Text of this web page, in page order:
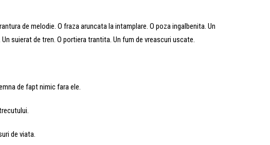
de melodie. O fraza aruncata la intamplare. O poza ingalbenita. Un
suierat de tren. O portiera trantita. Un fum de vreascuri uscate.
de fapt nimic fara ele.
de viata.